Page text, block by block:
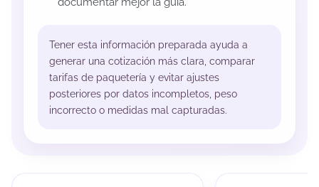
Tener esta información preparada ayuda a
generar una cotización más clara, comparar
tarifas de paquetería y evitar ajustes
posteriores por datos incompletos, peso
incorrecto o medidas mal capturadas.